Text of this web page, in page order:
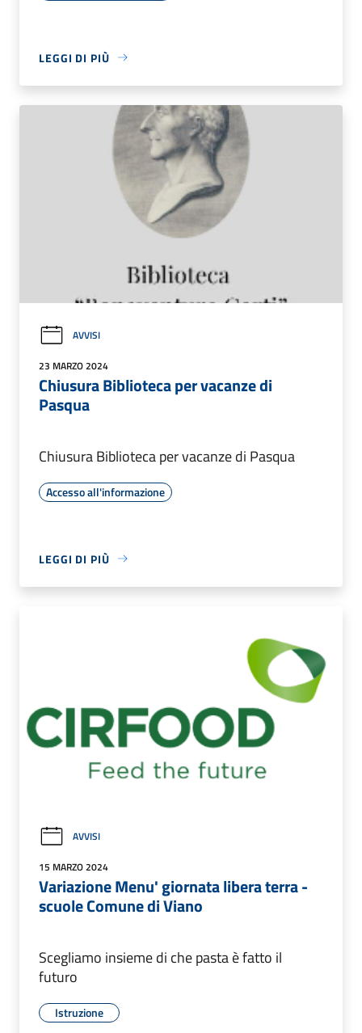
LEGGI DI PIÙ
AVVISI
23 MARZO 2024
Chiusura Biblioteca per vacanze di
Pasqua
Chiusura Biblioteca per vacanze di Pasqua
Accesso all'informazione
LEGGI DI PIÙ
AVVISI
15 MARZO 2024
Variazione Menu' giornata libera terra -
scuole Comune di Viano
Scegliamo insieme di che pasta è fatto il
futuro
Istruzione